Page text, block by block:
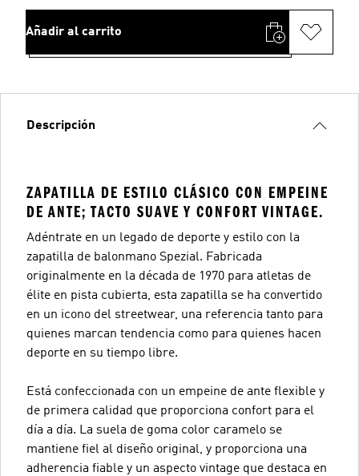
Añadir al carrito
Descripción
ZAPATILLA DE ESTILO CLÁSICO CON EMPEINE
DE ANTE; TACTO SUAVE Y CONFORT VINTAGE.
Adéntrate en un legado de deporte y estilo con la
zapatilla de balonmano Spezial. Fabricada
originalmente en la década de 1970 para atletas de
élite en pista cubierta, esta zapatilla se ha convertido
en un icono del streetwear, una referencia tanto para
quienes marcan tendencia como para quienes hacen
deporte en su tiempo libre.
Está confeccionada con un empeine de ante flexible y
de primera calidad que proporciona confort para el
día a día. La suela de goma color caramelo se
mantiene fiel al diseño original, y proporciona una
adherencia fiable y un aspecto vintage que destaca en